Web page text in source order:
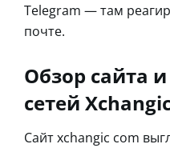
Telegram — там
почте.
Обзор сайта
сетей
Сайт xchangic com